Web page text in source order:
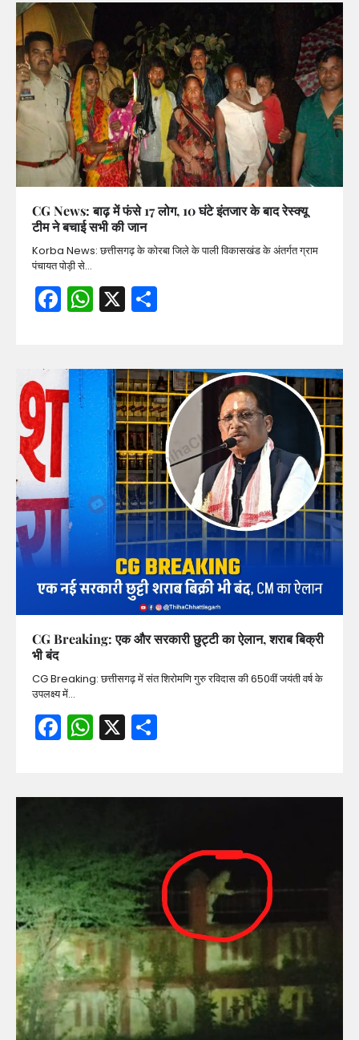
CG News: बाढ़ में फंसे 17 लोग, 10 घंटे इंतजार के बाद रेस्क्यू
टीम ने बचाई सभी की जान
Korba News: छत्तीसगढ़ के कोरबा जिले के पाली विकासखंड के अंतर्गत ग्राम
पंचायत पोड़ी से…
Facebook
WhatsApp
X
CG Breaking: एक और सरकारी छुट्टी का ऐलान, शराब बिक्री
भी बंद
CG Breaking: छत्तीसगढ़ में संत शिरोमणि गुरु रविदास की 650वीं जयंती वर्ष के
उपलक्ष्य में…
Facebook
WhatsApp
X